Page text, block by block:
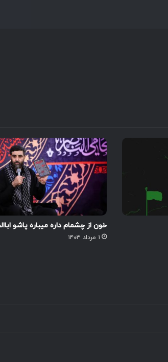
خون از چشمام داره میباره پاشو
۱ مرداد ۱۴۰۳